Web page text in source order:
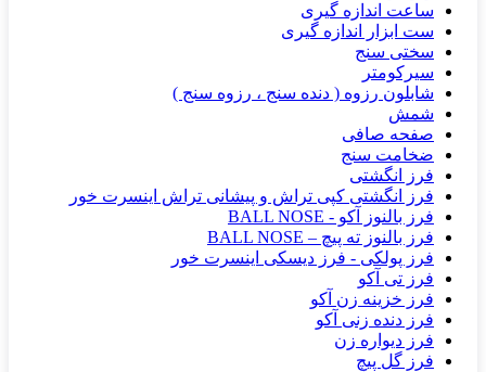
ساعت اندازه گیری
ست ابزار اندازه گیری
سختی سنج
سیرکومتر
شابلون رزوه ( دنده سنج ، رزوه سنج )
شمش
صفحه صافی
ضخامت سنج
فرز انگشتی
فرز انگشتی کپی تراش و پیشانی تراش اینسرت خور
فرز بالنوز آکو - BALL NOSE
فرز بالنوز ته پیچ – BALL NOSE
فرز پولکی - فرز دیسکی اینسرت خور
فرز تی آکو
فرز خزینه زن آکو
فرز دنده زنی آکو
فرز دیواره زن
فرز گل پیچ